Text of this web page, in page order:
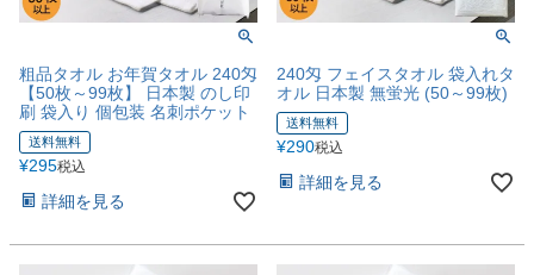
粗品タオル お年賀タオル 240匁
【50枚～99枚】 日本製 のし印
刷 袋入り 個包装 名刺ポケット
送料無料
¥295税込
詳細を見る
240匁 フェイスタオル 袋入れタ
オル 日本製 無蛍光 (50～99枚)
送料無料
¥290税込
詳細を見る